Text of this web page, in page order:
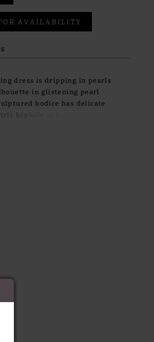
AVAILABILITY
dress is dripping in pearls
in glistening pearl
bodice has delicate
keyhole in back. The